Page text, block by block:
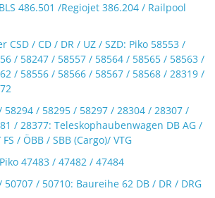
486.501 /Regiojet 386.204 / Railpool
CSD / CD / DR / UZ / SZD: Piko 58553 /
/ 58247 / 58557 / 58564 / 58565 / 58563 /
/ 58556 / 58566 / 58567 / 58568 / 28319 /
58294 / 58295 / 58297 / 28304 / 28307 /
/ 28377: Teleskophaubenwagen DB AG /
/ ÖBB / SBB (Cargo)/ VTG
47483 / 47482 / 47484
50707 / 50710: Baureihe 62 DB / DR / DRG